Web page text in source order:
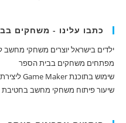
כתבו עלינו - משחקים
ילדים בישראל יוצרים משחקי מחשב
מפתחים משחקים בבית הספר
שימוש בתוכנת Game Maker ליצירת משחק לימודי רציני
שיעור פיתוח משחקי מחשב בחטיבת